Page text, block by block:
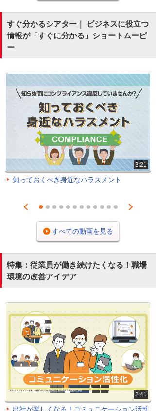
すぐ分かるシアター｜ ビジネスに役立つ
情報が「すぐに分かる」ショートムービ
ー
3:21
知っておくべき身近なハラスメント
Prev
1 2 3 4 5 6 7 8 9 101112
Next
すべての動画を見る
特集：従業員が働き続けたくなる！職場
環境の改善アイデア
2:41
出社が楽しくなる！コミュニケーション活性